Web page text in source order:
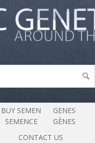
BUY SEMEN
SEMENCE
GENES
GÈNES
CONTACT US